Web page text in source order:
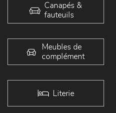
Canapés &
fauteuils
Meubles de
complément
Literie